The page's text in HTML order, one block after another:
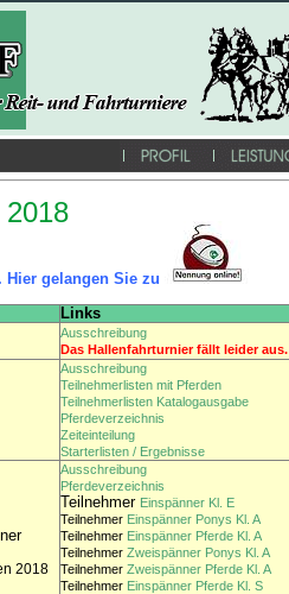
gelangen Sie zu
Links
Ausschreibung
Das Hallenfahrturnier fällt leider aus.
Ausschreibung
Teilnehmerlisten mit Pferden
Teilnehmerlisten Katalogausgabe
Pferdeverzeichnis
Zeiteinteilung
Starterlisten / Ergebnisse
2018
Ausschreibung
Pferdeverzeichnis
Teilnehmer Einspänner Kl. E
Teilnehmer Einspänner Ponys Kl. A
Teilnehmer Einspänner Pferde Kl. A
Teilnehmer Zweispänner Ponys Kl. A
Teilnehmer Zweispänner Pferde Kl. A
Teilnehmer Einspänner Pferde Kl. S